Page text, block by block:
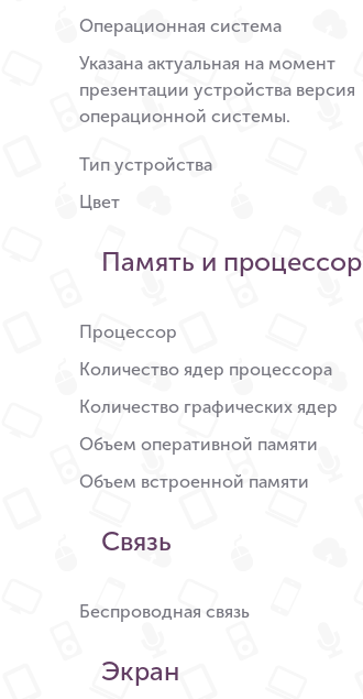
Операционная система
Указана актуальная на момент
презентации устройства версия
операционной системы.
Тип устройства
Цвет
Память и процессор
Процессор
Количество ядер процессора
Количество графических ядер
Объем оперативной памяти
Объем встроенной памяти
Связь
Беспроводная связь
Экран